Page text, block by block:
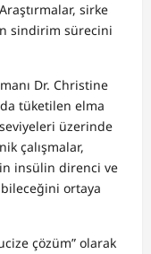
sirke
sindirim sürecini
Dr. Christine
tüketilen elma
üzerinde
çalışmalar,
insülin direnci ve
ortaya
çözüm” olarak